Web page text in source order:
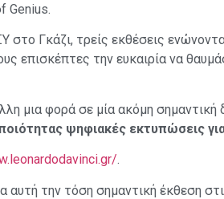
Genius.
Γκάζι, τρείς εκθέσεις
επισκέπτες την ευκαιρία να
μια φορά σε μία ακόμη σημαντική
ψηφιακές εκτυπώσεις
.
αυτή την τόση σημαντική έκθεση